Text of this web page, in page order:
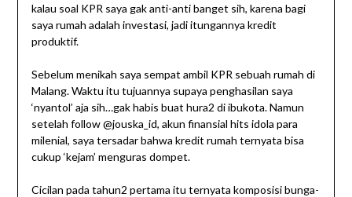
kalau soal KPR saya gak anti-anti banget sih, karena bagi
saya rumah adalah investasi, jadi itungannya kredit
produktif.
Sebelum menikah saya sempat ambil KPR sebuah rumah di
Malang. Waktu itu tujuannya supaya penghasilan saya
‘nyantol’ aja sih…gak habis buat hura2 di ibukota. Namun
setelah follow @jouska_id, akun finansial hits idola para
milenial, saya tersadar bahwa kredit rumah ternyata bisa
cukup ‘kejam’ menguras dompet.
Cicilan pada tahun2 pertama itu ternyata komposisi bunga-